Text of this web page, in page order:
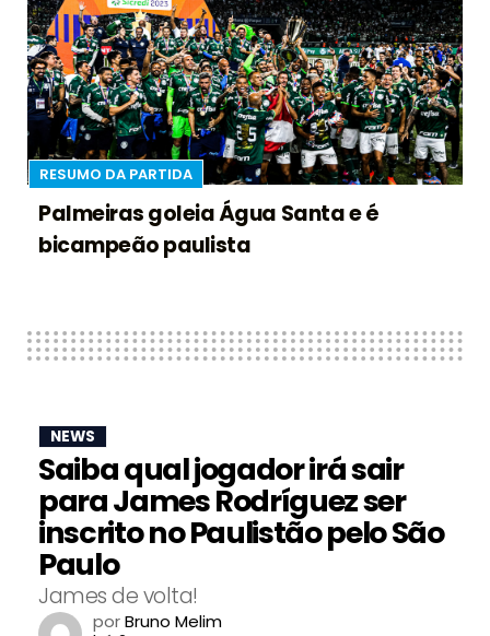
RESUMO DA PARTIDA
Palmeiras goleia Água Santa e é
bicampeão paulista
NEWS
Saiba qual jogador irá sair
para James Rodríguez ser
inscrito no Paulistão pelo São
Paulo
James de volta!
porBruno Melim